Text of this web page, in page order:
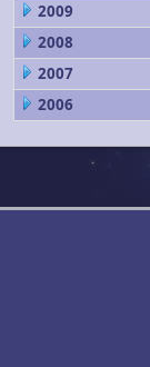
2009
2008
2007
2006